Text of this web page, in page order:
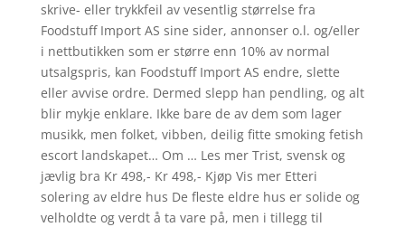
skrive- eller trykkfeil av vesentlig størrelse fra
Foodstuff Import AS sine sider, annonser o.l. og/eller
i nettbutikken som er større enn 10% av normal
utsalgspris, kan Foodstuff Import AS endre, slette
eller avvise ordre. Dermed slepp han pendling, og alt
blir mykje enklare. Ikke bare de av dem som lager
musikk, men folket, vibben, deilig fitte smoking fetish
escort landskapet… Om … Les mer Trist, svensk og
jævlig bra Kr 498,- Kr 498,- Kjøp Vis mer Etteri
solering av eldre hus De fleste eldre hus er solide og
velholdte og verdt å ta vare på, men i tillegg til